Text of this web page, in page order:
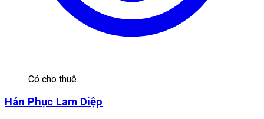
Có cho thuê
Hán Phục Lam Diệp